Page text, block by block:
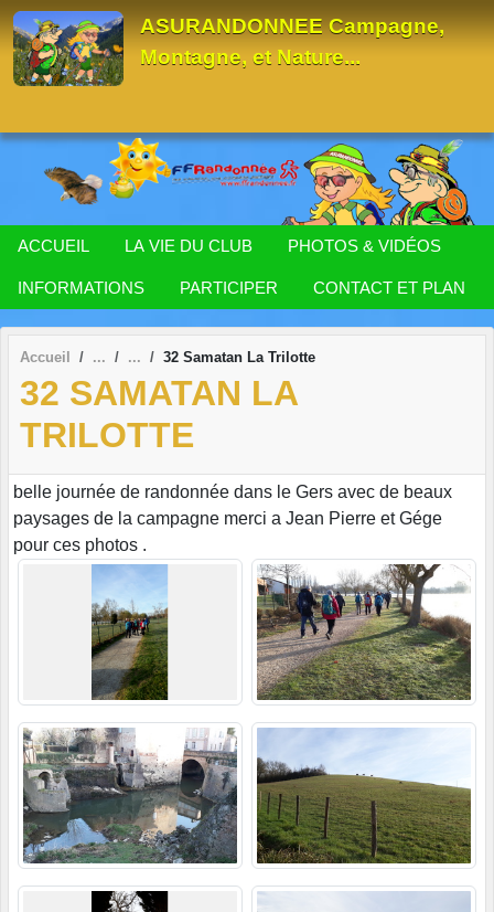
ASURANDONNEE Campagne,
Montagne, et Nature...
ACCUEIL LA VIE DU CLUB PHOTOS & VIDÉOS
INFORMATIONS PARTICIPER CONTACT ET PLAN
Accueil 32 Samatan La Trilotte
32 SAMATAN LA
TRILOTTE
belle journée de randonnée dans le Gers avec de beaux
paysages de la campagne merci a Jean Pierre et Gége
pour ces photos .
Panneau de gestion des cookies